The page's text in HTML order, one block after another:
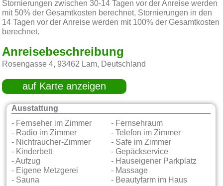
Stornierungen zwischen 30-14 Tagen vor der Anreise werden
mit 50% der Gesamtkosten berechnet, Stornierungen in den
14 Tagen vor der Anreise werden mit 100% der Gesamtkosten
berechnet.
Anreisebeschreibung
Rosengasse 4, 93462 Lam, Deutschland
auf Karte anzeigen
Ausstattung
- Fernseher im Zimmer
- Fernsehraum
- Radio im Zimmer
- Telefon im Zimmer
- Nichtraucher-Zimmer
- Safe im Zimmer
- Kinderbett
- Gepäckservice
- Aufzug
- Hauseigener Parkplatz
- Eigene Metzgerei
- Massage
- Sauna
- Beautyfarm im Haus